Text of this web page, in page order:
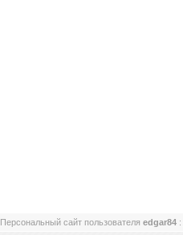
Персональный сайт пользователя edgar84 :